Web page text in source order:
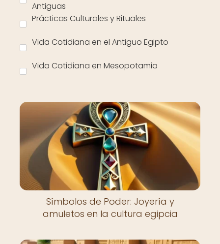
Antiguas
Prácticas Culturales y Rituales
Vida Cotidiana en el Antiguo Egipto
Vida Cotidiana en Mesopotamia
Símbolos de Poder: Joyería y
amuletos en la cultura egipcia